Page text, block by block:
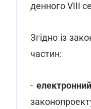
денного VIII
Згідно із
частин:
-